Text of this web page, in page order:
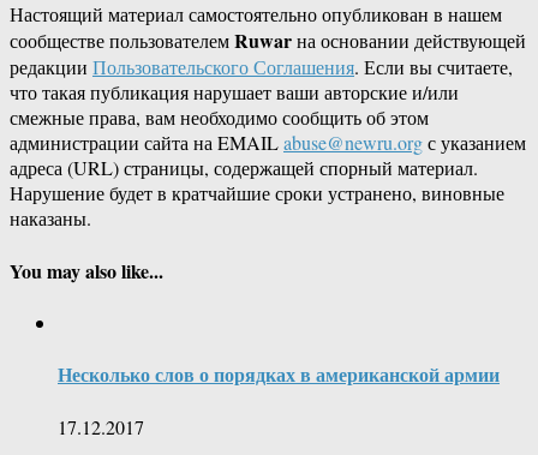
Настоящий материал самостоятельно опубликован в нашем
сообществе пользователемRuwarна основании действующей
редакции Пользовательского Соглашения. Если вы считаете,
что такая публикация нарушает ваши авторские и/или
смежные права, вам необходимо сообщить об этом
администрации сайта на EMAILabuse@newru.orgс указанием
адреса (URL) страницы, содержащей спорный материал.
Нарушение будет в кратчайшие сроки устранено, виновные
наказаны.
You may also like...
Несколько слов о порядках в американской армии
17.12.2017